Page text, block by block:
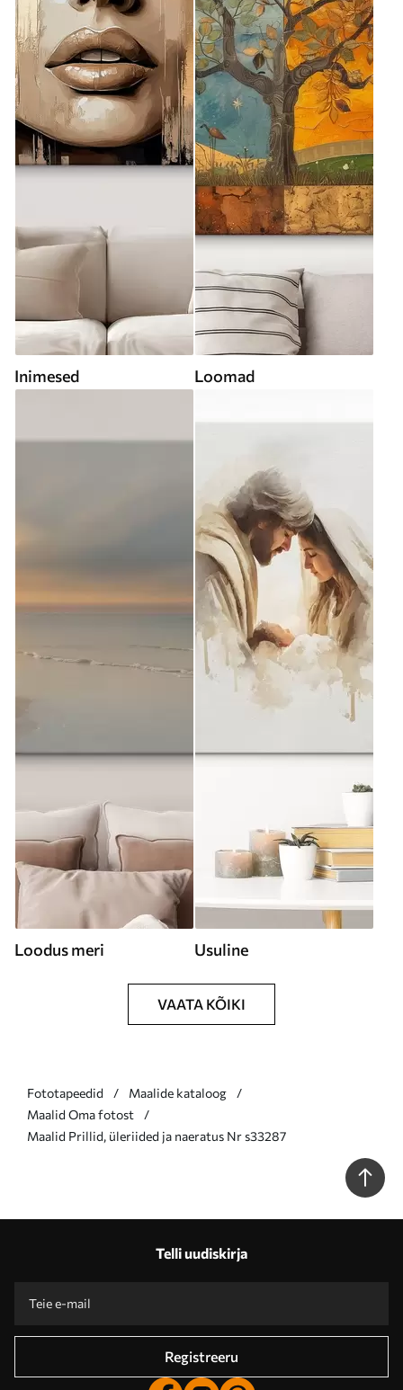
Inimesed Loomad
Loodus meri Usuline
VAATA KÕIKI
Fototapeedid
Maalide kataloog
Maalid Oma fotost
Maalid Prillid, üleriided ja naeratus Nr s33287
Telli uudiskirja
Registreeru